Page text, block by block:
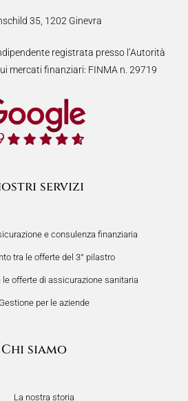
35, 1202 Ginevra
registrata presso l’Autorità
mercati finanziari: FINMA n. 29719
servizi
e consulenza finanziaria
tra le offerte del 3° pilastro
le offerte di assicurazione sanitaria
Gestione per le aziende
Chi siamo
La nostra storia